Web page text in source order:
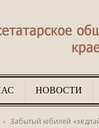
НОВОСТИ
Забытый юбилей